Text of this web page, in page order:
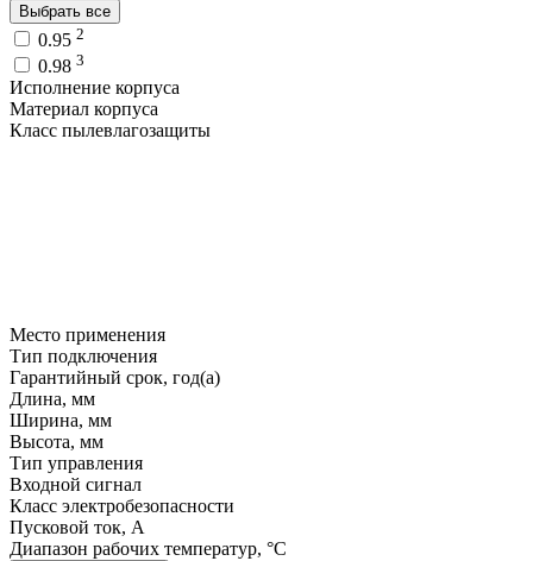
Выбрать все
0.95 2
0.98 3
Исполнение корпуса
Материал корпуса
Класс пылевлагозащиты
Место применения
Тип подключения
Гарантийный срок, год(а)
Длина, мм
Ширина, мм
Высота, мм
Тип управления
Входной сигнал
Класс электробезопасности
Пусковой ток, A
Диапазон рабочих температур, °C